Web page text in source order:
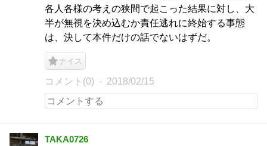
各人各様の考えの狭間で起こった結果に対し、大
半が無視を決め込むか責任逃れに終始する事態
は、決して本件だけの話でないはずだ。
ナイス
コメント(0) 2018/02/15
TAKA0726